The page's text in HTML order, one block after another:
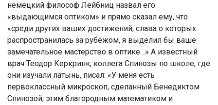
немецкий философ Лейбниц назвал его
«выдающимся оптиком» и прямо сказал ему, что
«среди других ваших достижений, слава о которых
распространилась за рубежом, я выделил бы ваше
замечательное мастерство в оптике…» А известный
врач Теодор Керкринк, коллега Спинозы по школе, где
они изучали латынь, писал: «У меня есть
первоклассный микроскоп, сделанный Бенедиктом
Спинозой, этим благородным математиком и